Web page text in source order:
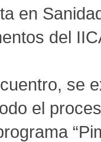
en
del
se
el